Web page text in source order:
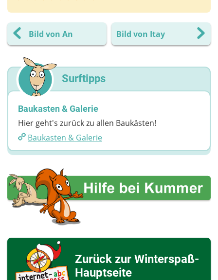
Bild von An Bild von Itay
Surftipps
Baukasten & Galerie
Hier geht's zurück zu allen Baukästen!
Baukasten & Galerie
Zurück zur Winterspaß-
Hauptseite